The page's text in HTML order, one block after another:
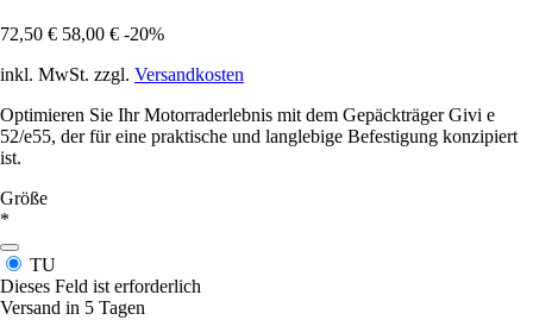
72,50 € 58,00 € -20%
inkl. MwSt. zzgl. Versandkosten
Optimieren Sie Ihr Motorraderlebnis mit dem Gepäckträger Givi e
52/e55, der für eine praktische und langlebige Befestigung konzipiert
ist.
Größe
*
TU
Dieses Feld ist erforderlich
Versand in 5 Tagen